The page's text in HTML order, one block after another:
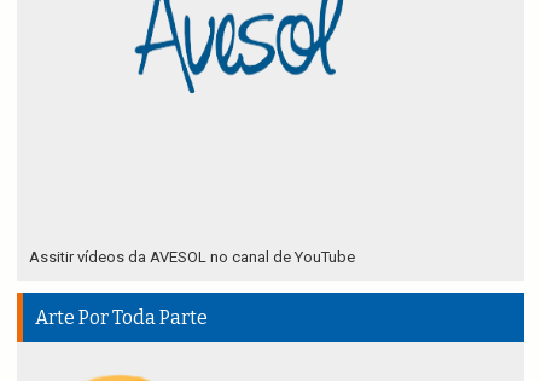
Assitir vídeos da AVESOL no canal de YouTube
Arte Por Toda Parte